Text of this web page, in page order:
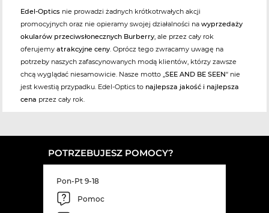
Edel-Optics nie prowadzi żadnych krótkotrwałych akcji
promocyjnych oraz nie opieramy swojej działalności na wyprzedaży
okularów przeciwsłonecznych Burberry, ale przez cały rok
oferujemy atrakcyjne ceny. Oprócz tego zwracamy uwagę na
potrzeby naszych zafascynowanych modą klientów, którzy zawsze
chcą wyglądać niesamowicie. Nasze motto „SEE AND BE SEEN“ nie
jest kwestią przypadku. Edel-Optics to najlepsza jakość i najlepsza
cena przez cały rok.
POTRZEBUJESZ POMOCY?
Pon-Pt 9-18
Pomoc